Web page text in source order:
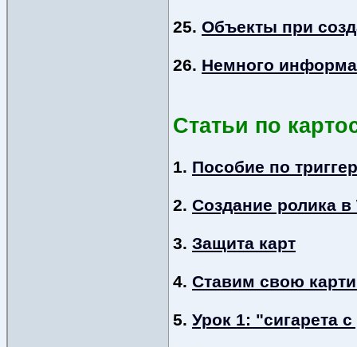
25. Объекты при
26. Немного
Статьи по
1. Пособие по
2. Создание ролика в
3. Защита карт
4. Ставим свою
5. Урок 1: "сигарета